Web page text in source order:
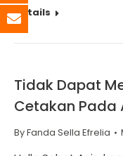
Details
Tidak Dapat
Cetakan Pada
ByFanda Sella Efrelia